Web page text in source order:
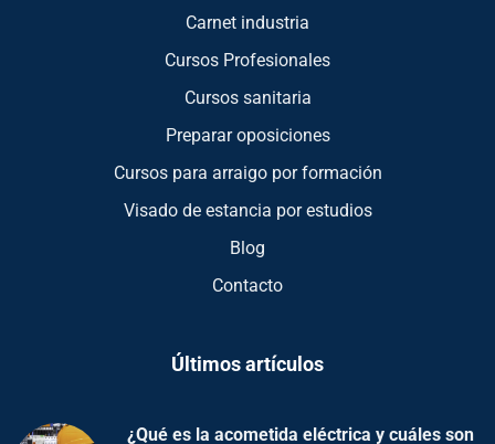
Carnet industria
Cursos Profesionales
Cursos sanitaria
Preparar oposiciones
Cursos para arraigo por formación
Visado de estancia por estudios
Blog
Contacto
Últimos artículos
¿Qué es la acometida eléctrica y cuáles son